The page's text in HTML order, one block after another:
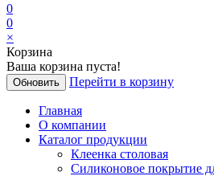
0
0
×
Корзина
Ваша корзина пуста!
Обновить Перейти в корзину
Главная
О компании
Каталог продукции
Клеенка столовая
Силиконовое покрытие